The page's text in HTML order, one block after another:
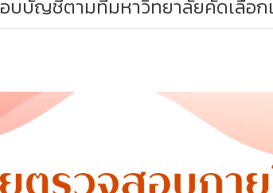
บบัญชีตามที่มหาวิทยาลัยคัดเลือ